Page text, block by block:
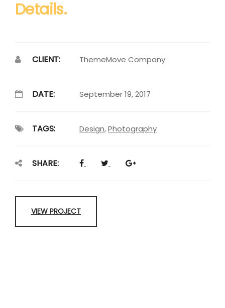
Details.
CLIENT: ThemeMove Company
DATE: September 19, 2017
TAGS: Design,Photography
SHARE:
VIEW PROJECT